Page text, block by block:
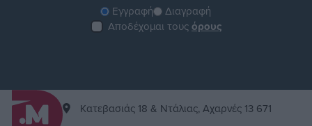
Εγγραφή
Διαγραφή
Αποδέχομαι τουςόρους
Kατεβασιάς 18 & Ντάλιας, Αχαρνές 13 671